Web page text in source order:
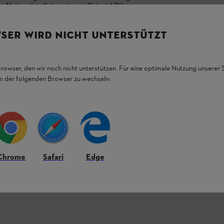
Kettensäge-Schwert zum Beispiel Bäume
Light 01, 3/8" P, 1,1 mm ist
Mini 3.
WIRD NICHT UNTERSTÜTZT
den wir noch nicht unterstützen. Für eine optimale Nutzung unserer
der folgenden Browser zu wechseln:
Safari Edge